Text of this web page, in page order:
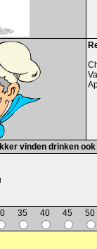
vinden drinken
35 40 45 50